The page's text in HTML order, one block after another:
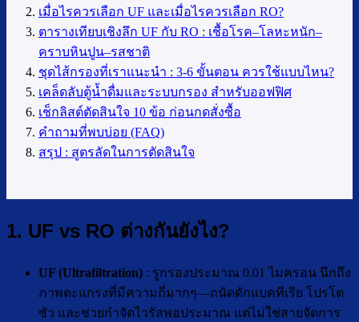
เมื่อไรควรเลือก UF และเมื่อไรควรเลือก RO?
ตารางเทียบเชิงลึก UF กับ RO : เชื้อโรค–โลหะหนัก–
คราบหินปูน–รสชาติ
ชุดไส้กรองที่เราแนะนำ : 3-6 ขั้นตอน ควรใช้แบบไหน?
เคล็ดลับตู้น้ำดื่มและระบบกรอง สำหรับออฟฟิศ
เช็กลิสต์ตัดสินใจ 10 ข้อ ก่อนกดสั่งซื้อ
คำถามที่พบบ่อย (FAQ)
สรุป : สูตรลัดในการตัดสินใจ
1. UF vs RO ต่างกันยังไง?
UF (Ultrafiltration) : รูกรองประมาณ 0.01 ไมครอน นึกถึง
ภาพตะแกรงที่มีความถี่มากๆ—ถนัดดักแบคทีเรีย โปรโต
ซัว และช่วยกำจัดไวรัสพอประมาณ แต่ไม่ใช่สายจัดการ